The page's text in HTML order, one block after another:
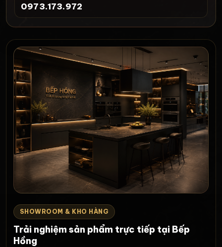
0973.173.972
SHOWROOM & KHO HÀNG
Trải nghiệm sản phẩm trực tiếp tại Bếp
Hồng